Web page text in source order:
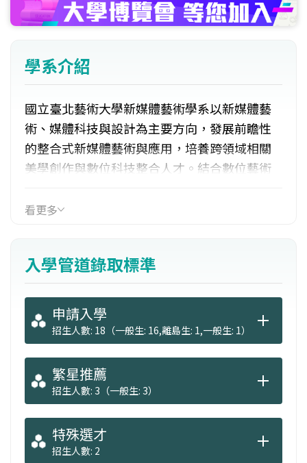
學系介紹
國立臺北藝術大學新媒體藝術學系以新媒體藝
術、媒體科技與設計為主要方向，發展前瞻性
的整合式新媒體藝術與應用，培養跨領域相關
美學創作與數位科技整合人才。結合數位藝術
最新之互動科技，以反映科技時代之數位藝術
用科技於媒體藝術，或應用數位科技於互動藝
術、文化創意產業等人才。
看更多
入學管道錄取標準
申請入學
招生人數: 18（一般生: 16,離島生: 1,一般生: 1）
繁星推薦
招生人數: 3（一般生: 3）
特殊選才
招生人數: 2